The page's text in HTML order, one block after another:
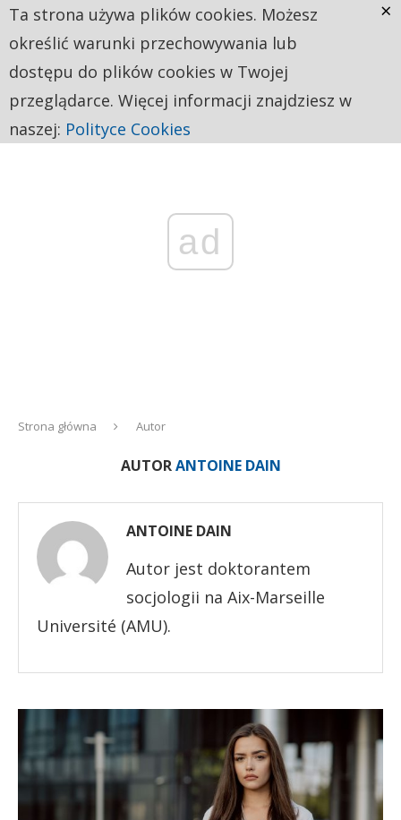
ad
Strona główna Autor
AUTORANTOINE DAIN
ANTOINE DAIN
Autor jest doktorantem
socjologii na Aix-Marseille
Université (AMU).
Ta strona używa plików cookies. Możesz
określić warunki przechowywania lub
dostępu do plików cookies w Twojej
przeglądarce. Więcej informacji znajdziesz w
naszej: Polityce Cookies
×